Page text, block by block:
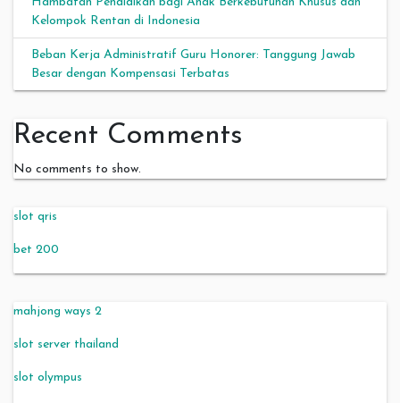
Kelompok Rentan di Indonesia
Beban Kerja Administratif Guru Honorer: Tanggung Jawab
Besar dengan Kompensasi Terbatas
Recent Comments
No comments to show.
slot qris
bet 200
mahjong ways 2
slot server thailand
slot olympus